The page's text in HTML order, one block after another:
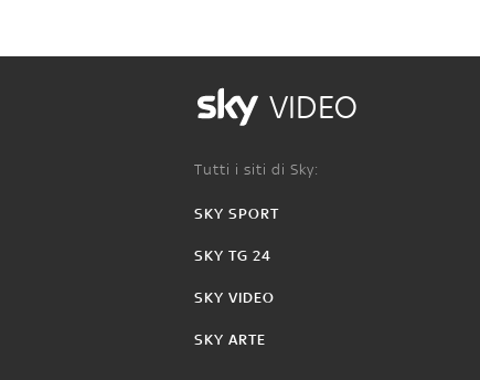
VIDEO
Tutti i siti di Sky:
SKY SPORT
SKY TG 24
SKY VIDEO
SKY ARTE